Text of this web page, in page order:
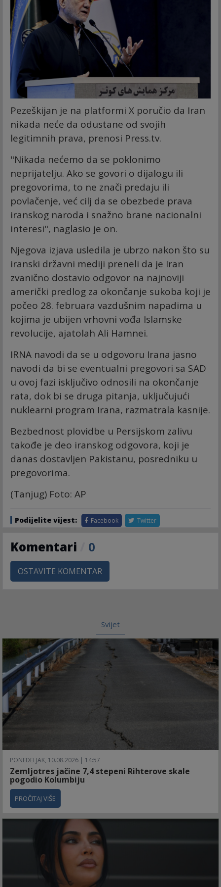
Pezeškijan je na platformi X poručio da Iran
nikada neće da odustane od svojih
legitimnih prava, prenosi Press.tv.
"Nikada nećemo da se poklonimo
neprijatelju. Ako se govori o dijalogu ili
pregovorima, to ne znači predaju ili
povlačenje, već cilj da se obezbede prava
iranskog naroda i snažno brane nacionalni
interesi", naglasio je on.
Njegova izjava usledila je ubrzo nakon što su
iranski državni mediji preneli da je Iran
zvanično dostavio odgovor na najnoviji
američki predlog za okončanje sukoba koji je
počeo 28. februara vazdušnim napadima u
kojima je ubijen vrhovni vođa Islamske
revolucije, ajatolah Ali Hamnei.
IRNA navodi da se u odgovoru Irana jasno
navodi da bi se eventualni pregovori sa SAD
u ovoj fazi isključivo odnosili na okončanje
rata, dok bi se druga pitanja, uključujući
nuklearni program Irana, razmatrala kasnije.
Bezbednost plovidbe u Persijskom zalivu
takođe je deo iranskog odgovora, koji je
danas dostavljen Pakistanu, posredniku u
pregovorima.
(Tanjug) Foto: AP
Podijelite vijest: Facebook Twitter
Komentari 0
OSTAVITE KOMENTAR
Svijet
PONEDELJAK, 10.08.2026 | 14:57
Zemljotres jačine 7,4 stepeni Rihterove skale
pogodio Kolumbiju
PROČITAJ VIŠE